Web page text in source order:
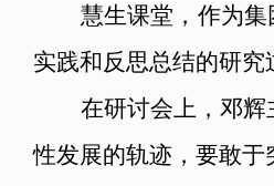
慧生课堂，作为
实践和反思总结的研究
在研讨会上，邓
性发展的轨迹，要敢于